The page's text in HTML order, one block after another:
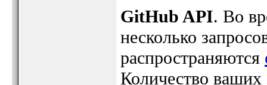
GitHub API. Во
несколько
распространяются
Количество ваших